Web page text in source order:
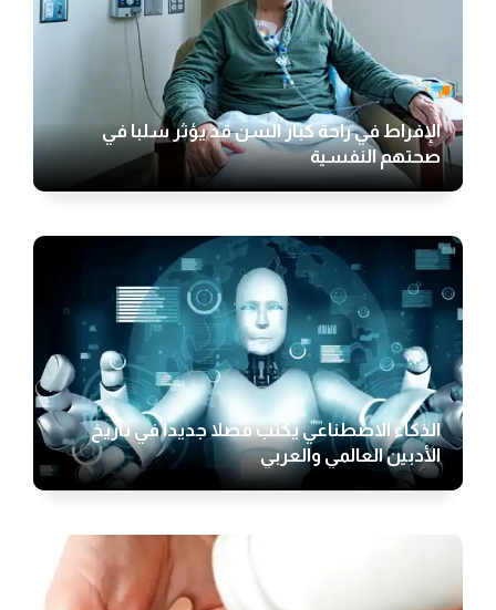
الإفراط في راحة كبار السن قد يؤثر سلبا في
صحتهم النفسية
الذكاء الاصطناعي يكتب فصلا جديدا في تاريخ
الأدبين العالمي والعربي